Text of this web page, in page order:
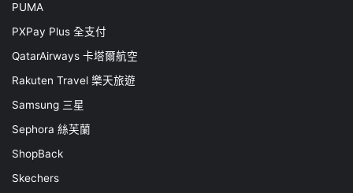
PUMA
PXPay Plus 全支付
QatarAirways 卡塔爾航空
Rakuten Travel 樂天旅遊
Samsung 三星
Sephora 絲芙蘭
ShopBack
Skechers